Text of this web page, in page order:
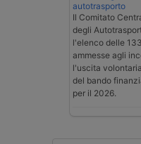
autotrasporto
Il Comitato
degli
l'elenco delle
ammesse agli
l'uscita
del bando
per il 2026.